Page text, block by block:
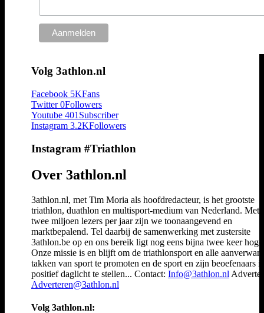
Volg 3athlon.nl
Facebook 5KFans
Twitter 0Followers
Youtube 401 Subscriber
Instagram 3.2KFollowers
Instagram #Triathlon
Over 3athlon.nl
3athlon.nl, met Tim Moria als hoofdredacteur, is het grootste
triathlon, duathlon en multisport-medium van Nederland. Met
twee miljoen lezers per jaar zijn we toonaangevend en
marktbepalend. Tel daarbij de samenwerking met zustersite
3athlon.be op en ons bereik ligt nog eens bijna twee keer
Onze missie is en blijft om de triathlonsport en alle
takken van sport te promoten en de sport en zijn beoefenaars
positief daglicht te stellen... Contact: Info@3athlon.nl
Adverteren@3athlon.nl
Volg 3athlon.nl: